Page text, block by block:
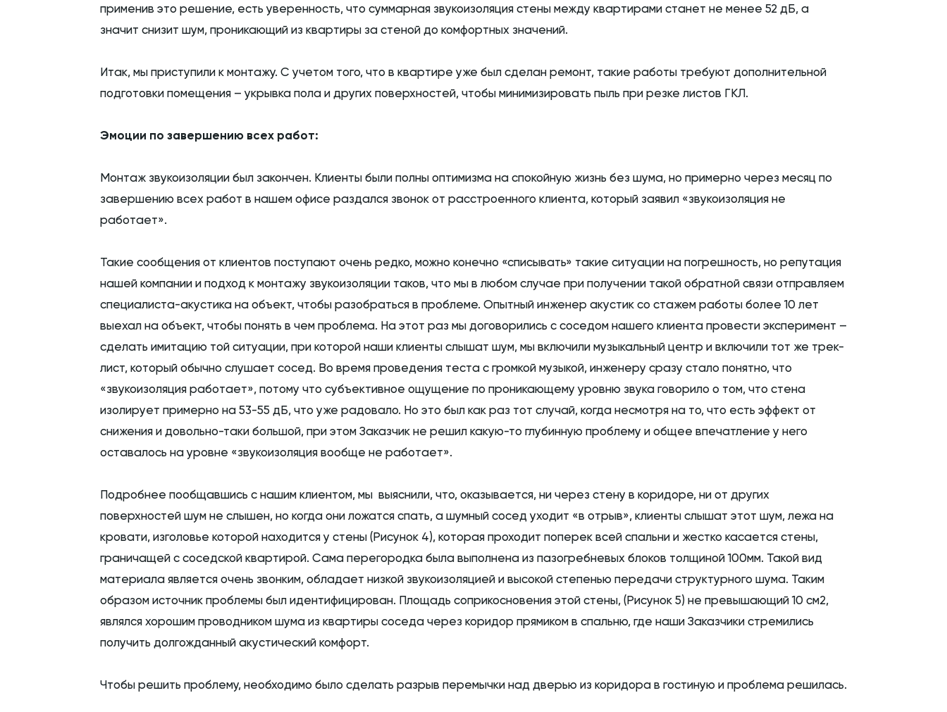
применив это решение, есть уверенность, что суммарная звукоизоляция стены между квартирами станет не менее 52 дБ, а
значит снизит шум, проникающий из квартиры за стеной до комфортных значений.
Итак, мы приступили к монтажу. С учетом того, что в квартире уже был сделан ремонт, такие работы требуют дополнительной
подготовки помещения – укрывка пола и других поверхностей, чтобы минимизировать пыль при резке листов ГКЛ.
Эмоции по завершению всех работ:
Монтаж звукоизоляции был закончен. Клиенты были полны оптимизма на спокойную жизнь без шума, но примерно через месяц по
завершению всех работ в нашем офисе раздался звонок от расстроенного клиента, который заявил «звукоизоляция не
работает».
Такие сообщения от клиентов поступают очень редко, можно конечно «списывать» такие ситуации на погрешность, но репутация
нашей компании и подход к монтажу звукоизоляции таков, что мы в любом случае при получении такой обратной связи отправляем
специалиста-акустика на объект, чтобы разобраться в проблеме. Опытный инженер акустик со стажем работы более 10 лет
выехал на объект, чтобы понять в чем проблема. На этот раз мы договорились с соседом нашего клиента провести эксперимент –
сделать имитацию той ситуации, при которой наши клиенты слышат шум, мы включили музыкальный центр и включили тот же трек-
лист, который обычно слушает сосед. Во время проведения теста с громкой музыкой, инженеру сразу стало понятно, что
«звукоизоляция работает», потому что субъективное ощущение по проникающему уровню звука говорило о том, что стена
изолирует примерно на 53-55 дБ, что уже радовало. Но это был как раз тот случай, когда несмотря на то, что есть эффект от
снижения и довольно-таки большой, при этом Заказчик не решил какую-то глубинную проблему и общее впечатление у него
оставалось на уровне «звукоизоляция вообще не работает».
Подробнее пообщавшись с нашим клиентом, мы выяснили, что, оказывается, ни через стену в коридоре, ни от других
поверхностей шум не слышен, но когда они ложатся спать, а шумный сосед уходит «в отрыв», клиенты слышат этот шум, лежа на
кровати, изголовье которой находится у стены (Рисунок 4), которая проходит поперек всей спальни и жестко касается стены,
граничащей с соседской квартирой. Сама перегородка была выполнена из пазогребневых блоков толщиной 100мм. Такой вид
материала является очень звонким, обладает низкой звукоизоляцией и высокой степенью передачи структурного шума. Таким
образом источник проблемы был идентифицирован. Площадь соприкосновения этой стены, (Рисунок 5) не превышающий 10 см2,
являлся хорошим проводником шума из квартиры соседа через коридор прямиком в спальню, где наши Заказчики стремились
получить долгожданный акустический комфорт.
Чтобы решить проблему, необходимо было сделать разрыв перемычки над дверью из коридора в гостиную и проблема решилась.